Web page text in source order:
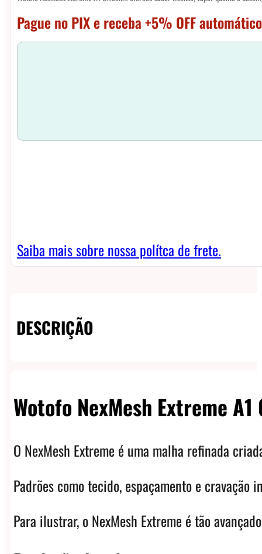
Pague no PIX e receba +5% OFF
Saiba mais sobre nossa polítca de frete.
DESCRIÇÃO
Wotofo NexMesh Extreme A1
O NexMesh Extreme é uma malha refinada
Padrões como tecido, espaçamento e
Para ilustrar, o NexMesh Extreme é tão